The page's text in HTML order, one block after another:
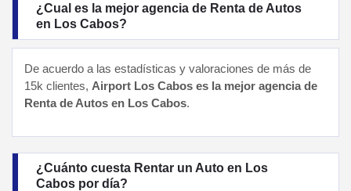
¿Cual es la mejor agencia de Renta de Autos
en Los Cabos?
De acuerdo a las estadísticas y valoraciones de más de
15k clientes, Airport Los Cabos es la mejor agencia de
Renta de Autos en Los Cabos.
¿Cuánto cuesta Rentar un Auto en Los
Cabos por día?